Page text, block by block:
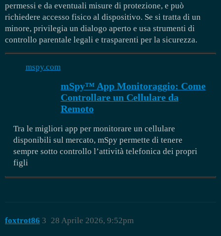
permessi e da eventuali misure di protezione, e può
richiedere accesso fisico al dispositivo. Se si tratta di un
minore, privilegia un dialogo aperto e usa strumenti di
controllo parentale legali e trasparenti per la sicurezza.
mspy.com
mSpy™ App Monitoraggio: Come
Controllare un Cellulare da
Remoto
Tra le migliori app per monitorare un cellulare
disponibili sul mercato, mSpy permette di tenere
sempre sotto controllo l’attività telefonica dei propri
figli
foxtrot86 28 Aprile 2026, 9:52pm
3